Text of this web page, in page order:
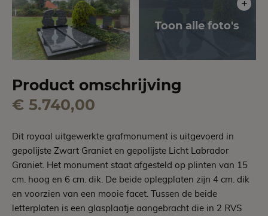
Product omschrijving
€ 5.740,00
Dit royaal uitgewerkte grafmonument is uitgevoerd in
gepolijste Zwart Graniet en gepolijste Licht Labrador
Graniet. Het monument staat afgesteld op plinten van 15
cm. hoog en 6 cm. dik. De beide oplegplaten zijn 4 cm. dik
en voorzien van een mooie facet. Tussen de beide
letterplaten is een glasplaatje aangebracht die in 2 RVS